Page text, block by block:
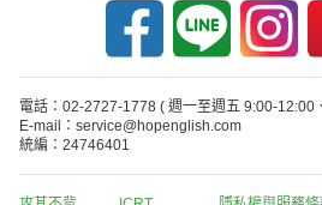
電話：02-2727-1778 ( 週一至週五 9:00-12:00
E-mail：service@hopenglish.com
統編：24746401